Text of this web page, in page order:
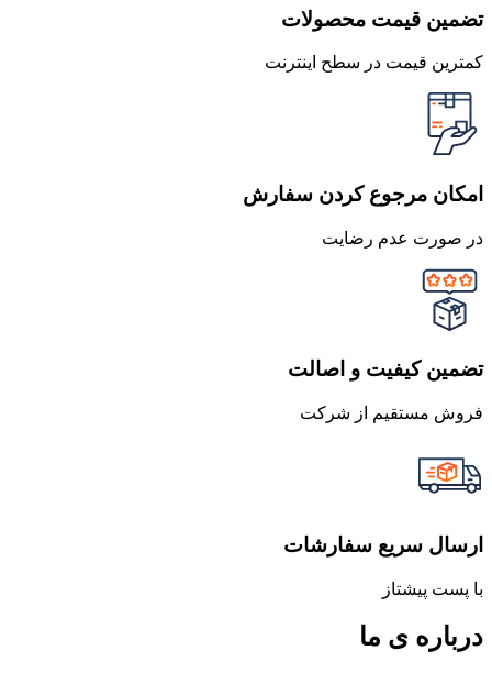
تضمین قیمت محصولات
کمترین قیمت در سطح اینترنت
امکان مرجوع کردن سفارش
در صورت عدم رضایت
تضمین کیفیت و اصالت
فروش مستقیم از شرکت
ارسال سریع سفارشات
با پست پیشتاز
درباره ی ما